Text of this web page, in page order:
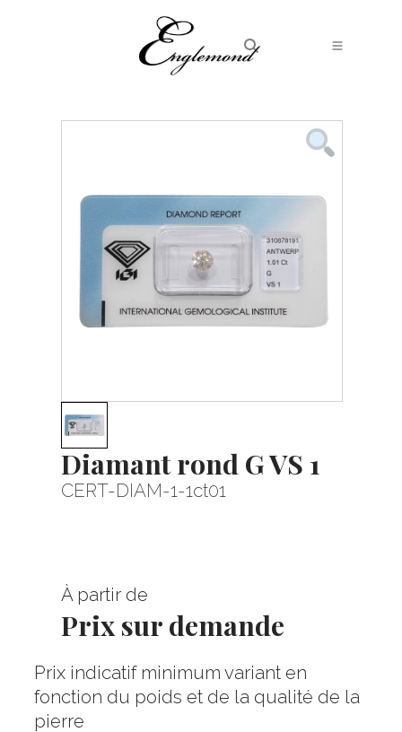
Diamant rond G VS 1
CERT-DIAM-1-1ct01
À partir de
Prix sur demande
Prix indicatif minimum variant en
fonction du poids et de la qualité de la
pierre